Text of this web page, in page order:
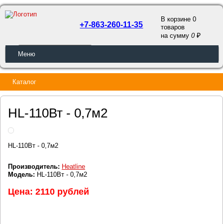
ОБРАТНЫЙ ЗВОНОК
+7-863-260-11-35
В корзине 0
товаров
на сумму0
Меню
Каталог
HL-110Вт - 0,7м2
HL-110Вт - 0,7м2
Производитель: Heatline
Модель: HL-110Вт - 0,7м2
Цена: 2110 рублей